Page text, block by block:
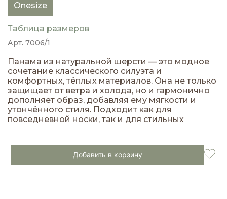
Onesize
Таблица размеров
Добавить в корзину
Арт. 7006/1
Панама из натуральной шерсти — это модное
сочетание классического силуэта и
комфортных, тёплых материалов. Она не только
защищает от ветра и холода, но и гармонично
дополняет образ, добавляя ему мягкости и
утончённого стиля. Подходит как для
повседневной носки, так и для стильных